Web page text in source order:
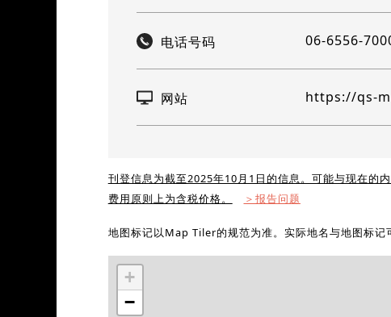
电话号码 06-6556-
网站 https://qs-
刊登信息为截至2025年10月1日的信息。可能与现在的内
费用原则上为含税价格。
＞报告问题
地图标记以Map Tiler的规范为准。实际地名与地图标记
+
−